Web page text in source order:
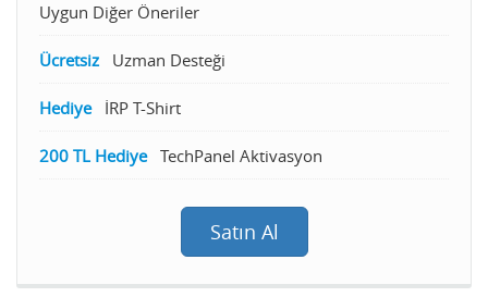
Uygun Diğer Öneriler
Ücretsiz Uzman Desteği
Hediye İRP T-Shirt
200 TL Hediye TechPanel Aktivasyon
Satın Al